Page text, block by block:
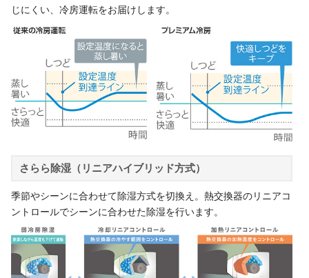
じにくい、冷房運転をお届けします。
さらら除湿（リニアハイブリッド方式）
季節やシーンに合わせて除湿方式を切換え。熱交換器のリニアコ
ントロールでシーンに合わせた除湿を行います。